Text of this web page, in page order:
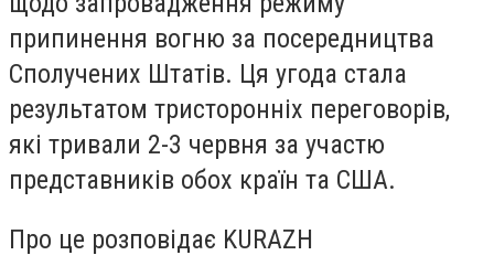
припинення вогню за посередництва
Сполучених Штатів. Ця угода стала
результатом тристоронніх переговорів,
які тривали 2-3 червня за участю
представників обох країн та США.
Про це розповідає KURAZH